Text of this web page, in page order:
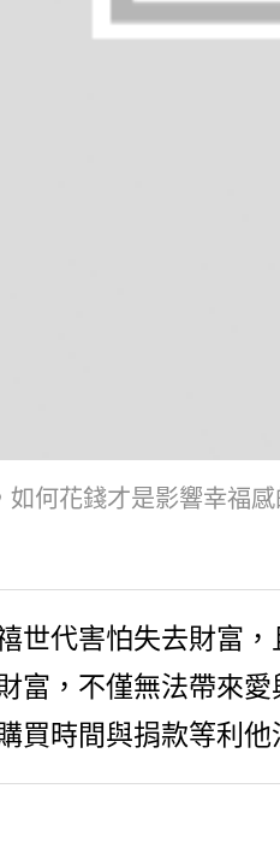
如何花錢才是影響幸福
世代害怕失去財富，
富，不僅無法帶來
買時間與捐款等利他